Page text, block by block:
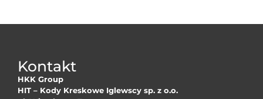
Kontakt
HKK Group
HIT – Kody Kreskowe Iglewscy sp. z o.o.